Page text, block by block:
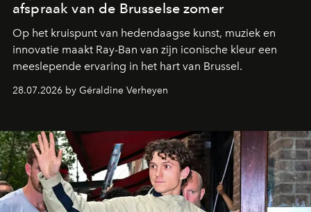
afspraak van de Brusselse zomer
Op het kruispunt van hedendaagse kunst, muziek en
innovatie maakt Ray-Ban van zijn iconische kleur een
meeslepende ervaring in het hart van Brussel.
28.07.2026 by Géraldine Verheyen